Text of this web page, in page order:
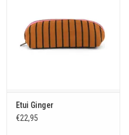
Etui Ginger
€22,95